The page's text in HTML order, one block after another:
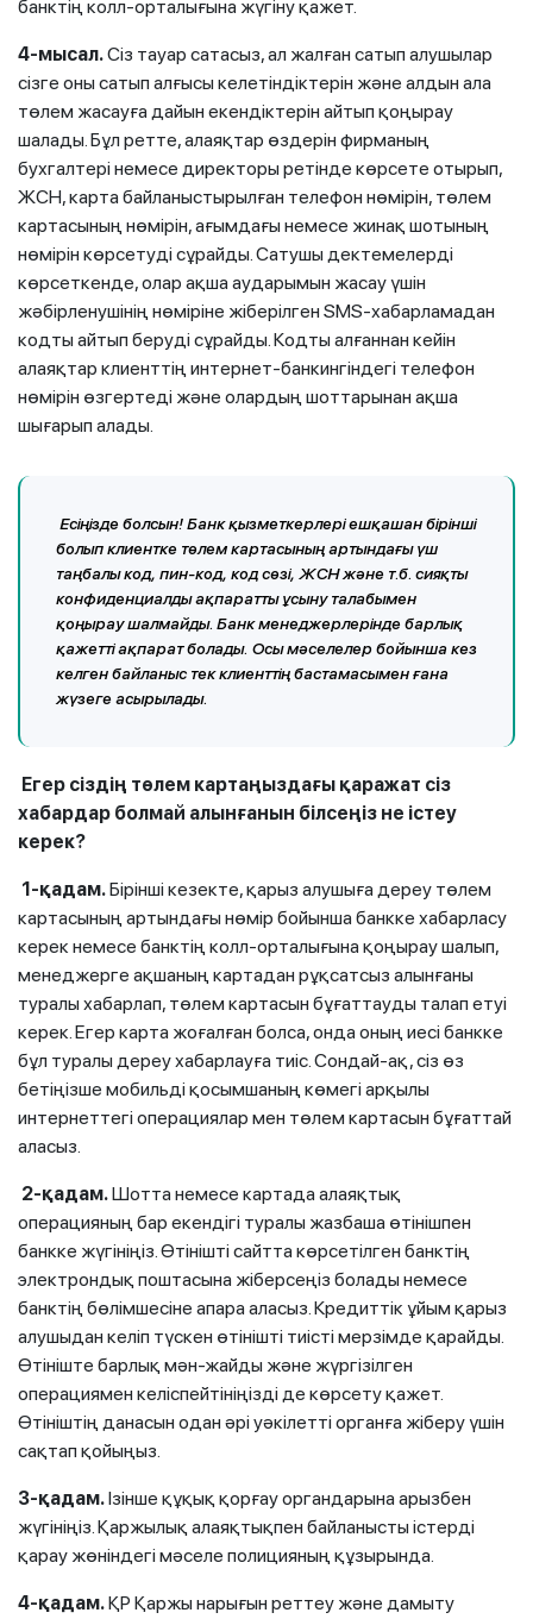
банктің колл-орталығына жүгіну қажет.
4-мысал.Сіз тауар сатасыз, ал жалған сатып алушылар
сізге оны сатып алғысы келетіндіктерін және алдын ала
төлем жасауға дайын екендіктерін айтып қоңырау
шалады. Бұл ретте, алаяқтар өздерін фирманың
бухгалтері немесе директоры ретінде көрсете отырып,
ЖСН, карта байланыстырылған телефон нөмірін, төлем
картасының нөмірін, ағымдағы немесе жинақ шотының
нөмірін көрсетуді сұрайды. Сатушы дектемелерді
көрсеткенде, олар ақша аударымын жасау үшін
жәбірленушінің нөміріне жіберілген SMS-хабарламадан
кодты айтып беруді сұрайды. Кодты алғаннан кейін
алаяқтар клиенттің интернет-банкингіндегі телефон
нөмірін өзгертеді және олардың шоттарынан ақша
шығарып алады.
Есіңізде болсын!Банк қызметкерлері ешқашан бірінші
болып клиентке төлем картасының артындағы үш
таңбалы код, пин-код, код сөзі, ЖСН және т.б. сияқты
конфиденциалды ақпаратты ұсыну талабымен
қоңырау шалмайды. Банк менеджерлерінде барлық
қажетті ақпарат болады. Осы мәселелер бойынша кез
келген байланыс тек клиенттің бастамасымен ғана
жүзеге асырылады.
Егер сіздің төлем картаңыздағы қаражат сіз
хабардар болмай алынғанын білсеңіз не істеу
керек?
1-қадам.Бірінші кезекте, қарыз алушыға дереу төлем
картасының артындағы нөмір бойынша банкке хабарласу
керек немесе банктің колл-орталығына қоңырау шалып,
менеджерге ақшаның картадан рұқсатсыз алынғаны
туралы хабарлап, төлем картасын бұғаттауды талап етуі
керек. Егер карта жоғалған болса, онда оның иесі банкке
бұл туралы дереу хабарлауға тиіс. Сондай-ақ, сіз өз
бетіңізше мобильді қосымшаның көмегі арқылы
интернеттегі операциялар мен төлем картасын бұғаттай
аласыз.
2-қадам.Шотта немесе картада алаяқтық
операцияның бар екендігі туралы жазбаша өтінішпен
банкке жүгініңіз. Өтінішті сайтта көрсетілген банктің
электрондық поштасына жіберсеңіз болады немесе
банктің бөлімшесіне апара аласыз. Кредиттік ұйым қарыз
алушыдан келіп түскен өтінішті тиісті мерзімде қарайды.
Өтініште барлық мән-жайды және жүргізілген
операциямен келіспейтініңізді де көрсету қажет.
Өтініштің данасын одан әрі уәкілетті органға жіберу үшін
сақтап қойыңыз.
3-қадам.Ізінше құқық қорғау органдарына арызбен
жүгініңіз. Қаржылық алаяқтықпен байланысты істерді
қарау жөніндегі мәселе полицияның құзырында.
4-қадам.ҚР Қаржы нарығын реттеу және дамыту